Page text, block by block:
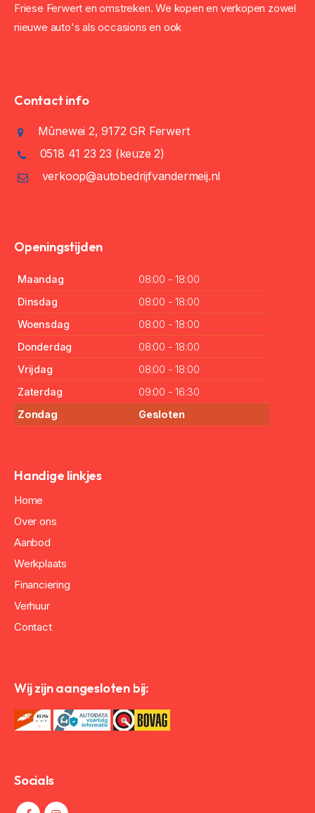
Friese Ferwert en omstreken. We kopen en verkopen zowel
nieuwe auto's als occasions en ook
Contact info
Mûnewei 2, 9172 GR Ferwert
0518 41 23 23 (keuze 2)
verkoop@autobedrijfvandermeij.nl
Openingstijden
Maandag
08:00 - 18:00
Dinsdag
08:00 - 18:00
Woensdag
08:00 - 18:00
Donderdag
08:00 - 18:00
Vrijdag
08:00 - 18:00
Zaterdag
09:00 - 16:30
Zondag
Gesloten
Handige linkjes
Home
Over ons
Aanbod
Werkplaats
Financiering
Verhuur
Contact
Wij zijn aangesloten bij:
Socials